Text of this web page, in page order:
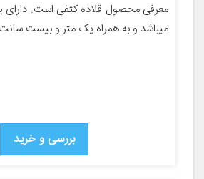
معرفی محصول قلاده کتفی است. دارای
میباشد و به همراه یک متر و بیست
بررسی و خرید